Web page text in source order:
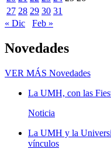
27 28 29 30 31
« Dic
Feb »
Novedades
VER MÁS Novedades
La UMH, con las
Noticia
La UMH y la
vínculos